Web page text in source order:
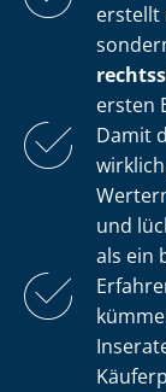
erstellt
ersten
Damit
und
als ein